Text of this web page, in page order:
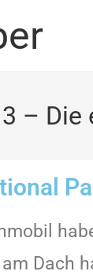
–
Dach